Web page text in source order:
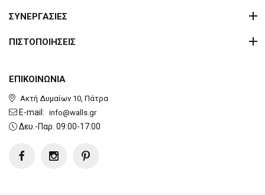
ΕΠΙΚΟΙΝΩΝΙΑ
Ακτή Δυμαίων 10, Πάτρα
E-mail: info@walls.gr
Δευ.-Παρ. 09:00-17:00
ΣΥΝΕΡΓΑΣΙΕΣ
ΠΙΣΤΟΠΟΙΗΣΕΙΣ